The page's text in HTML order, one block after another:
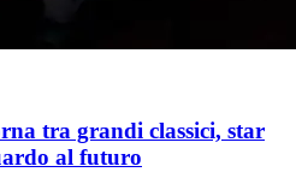
tra grandi classici, star
al futuro